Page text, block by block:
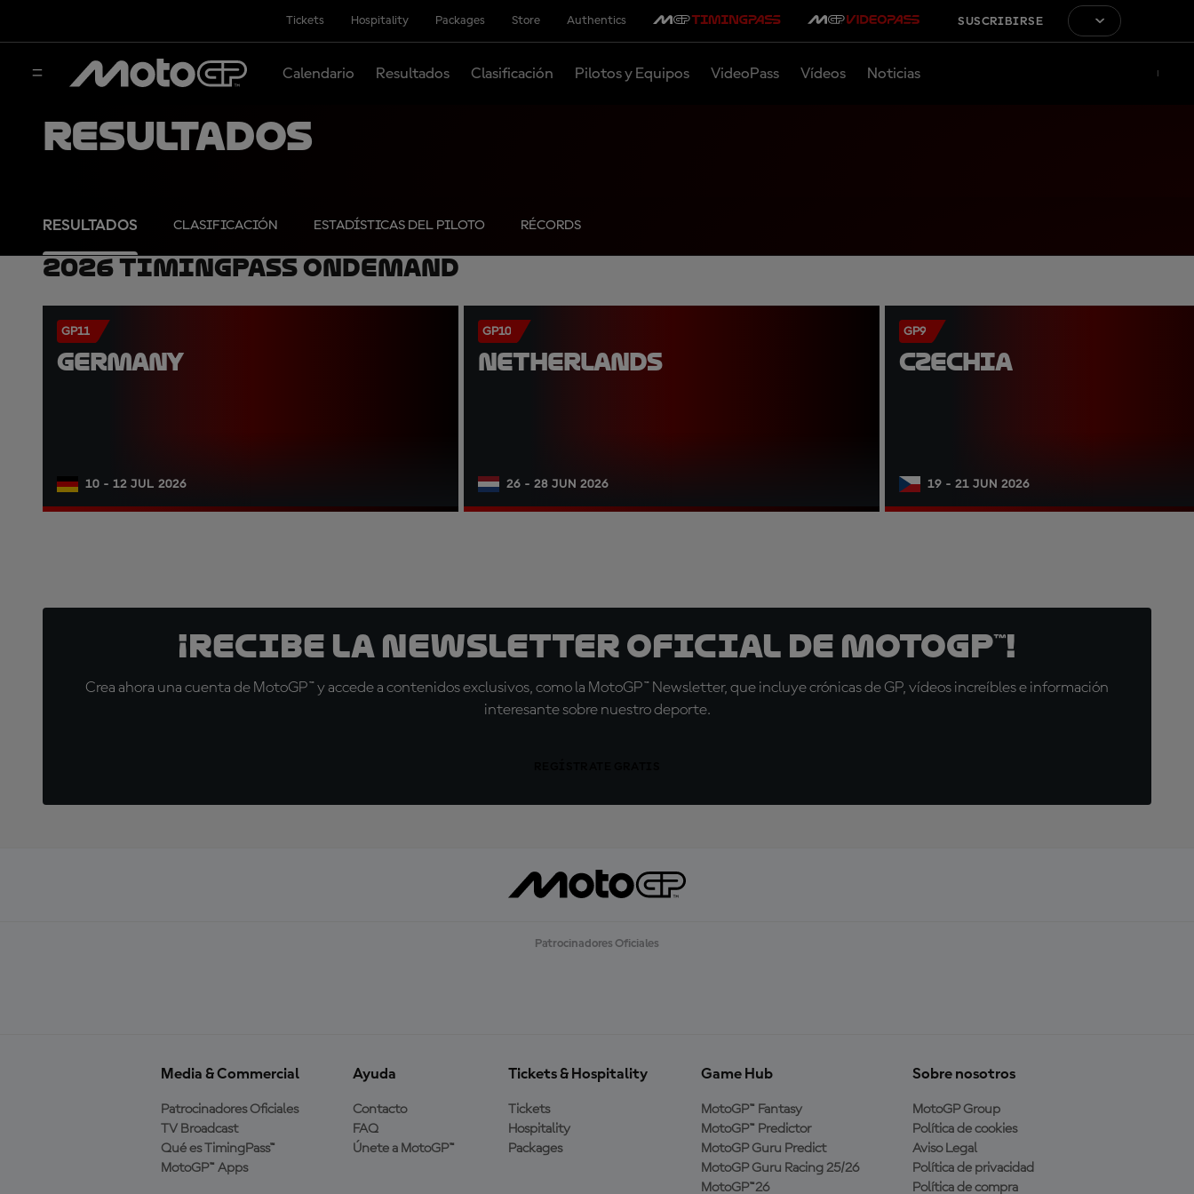
Tickets Hospitality Packages Store Authentics SUSCRIBIRSE
Calendario Resultados Clasificación Pilotos y Equipos VideoPass Vídeos Noticias
Resultados
RESULTADOS CLASIFICACIÓN ESTADÍSTICAS DEL PILOTO RÉCORDS
2026 TimingPass OnDemand
GP11
GERMANY
10 - 12 JUL 2026
GP10
NETHERLANDS
26 - 28 JUN 2026
GP9
CZECHIA
19 - 21 JUN 2026
¡Recibe la Newsletter oficial de MotoGP™!
Crea ahora una cuenta de MotoGP™ y accede a contenidos exclusivos, como la MotoGP™ Newsletter, que incluye crónicas de GP, vídeos increíbles e información
interesante sobre nuestro deporte.
Patrocinadores Oficiales
Media & Commercial
Patrocinadores Oficiales
TV Broadcast
Qué es TimingPass™
MotoGP™ Apps
Ayuda
Contacto
FAQ
Únete a MotoGP™
Tickets & Hospitality
Tickets
Hospitality
Packages
Game Hub
MotoGP™ Fantasy
MotoGP™ Predictor
MotoGP Guru Predict
MotoGP Guru Racing 25/26
MotoGP™26
Sobre nosotros
MotoGP Group
Política de cookies
Aviso Legal
Política de privacidad
Política de compra